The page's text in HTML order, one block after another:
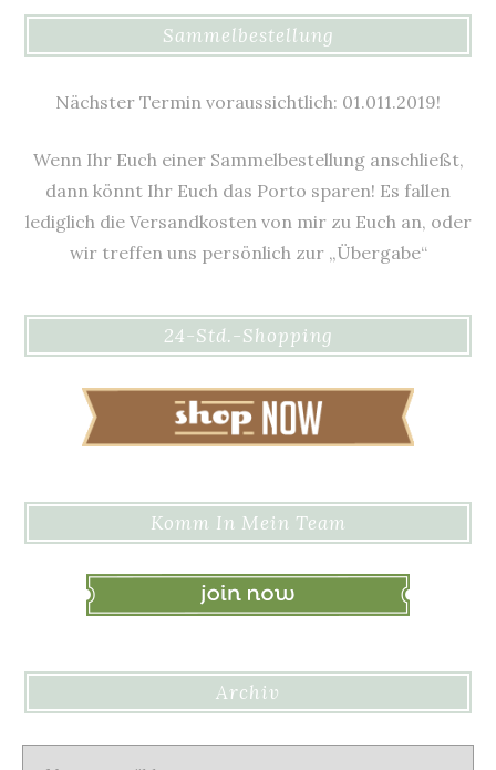
Sammelbestellung
Nächster Termin voraussichtlich: 01.011.2019!
Wenn Ihr Euch einer Sammelbestellung anschließt,
dann könnt Ihr Euch das Porto sparen! Es fallen
lediglich die Versandkosten von mir zu Euch an, oder
wir treffen uns persönlich zur „Übergabe“
24-Std.-Shopping
Komm In Mein Team
Archiv